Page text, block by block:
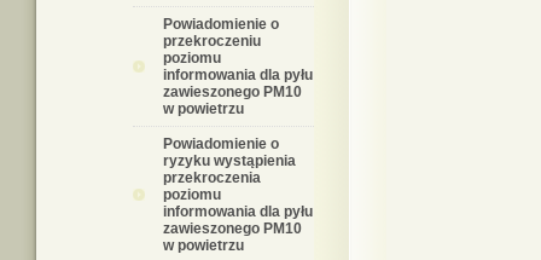
Powiadomienie o
przekroczeniu
poziomu
informowania dla pyłu
zawieszonego PM10
w powietrzu
Powiadomienie o
ryzyku wystąpienia
przekroczenia
poziomu
informowania dla pyłu
zawieszonego PM10
w powietrzu